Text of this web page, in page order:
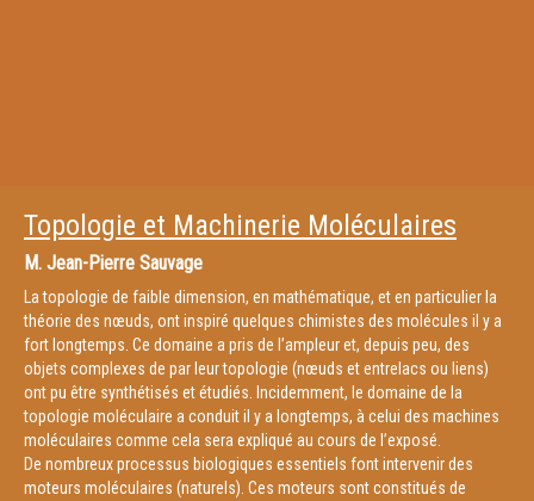
Topologie et Machinerie Moléculaires
M. Jean-Pierre Sauvage
La topologie de faible dimension, en mathématique, et en particulier la
théorie des nœuds, ont inspiré quelques chimistes des molécules il y a
fort longtemps. Ce domaine a pris de l’ampleur et, depuis peu, des
objets complexes de par leur topologie (nœuds et entrelacs ou liens)
ont pu être synthétisés et étudiés. Incidemment, le domaine de la
topologie moléculaire a conduit il y a longtemps, à celui des machines
moléculaires comme cela sera expliqué au cours de l’exposé.
De nombreux processus biologiques essentiels font intervenir des
moteurs moléculaires (naturels). Ces moteurs sont constitués de